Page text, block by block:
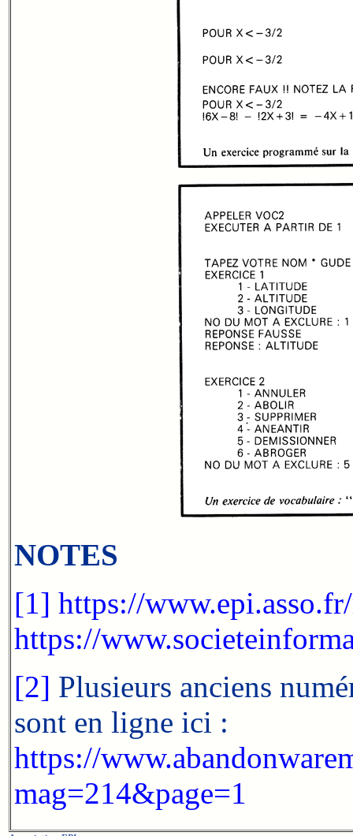
NOTES
[1] https://
https://
[2] Plusieurs anciens
sont en ligne ici :
https://
mag=214&page=1